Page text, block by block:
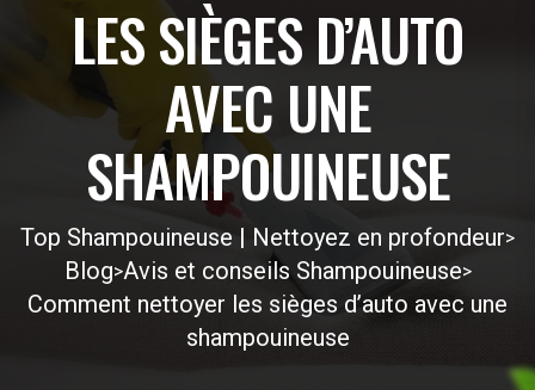
LES SIÈGES D’AUTO
AVEC UNE
SHAMPOUINEUSE
Top Shampouineuse | Nettoyez en profondeur>
Blog>Avis et conseils Shampouineuse>
Comment nettoyer les sièges d’auto avec une
shampouineuse